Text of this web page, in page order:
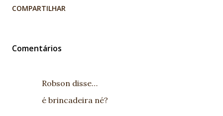
COMPARTILHAR
Comentários
Robson disse…
é brincadeira né?